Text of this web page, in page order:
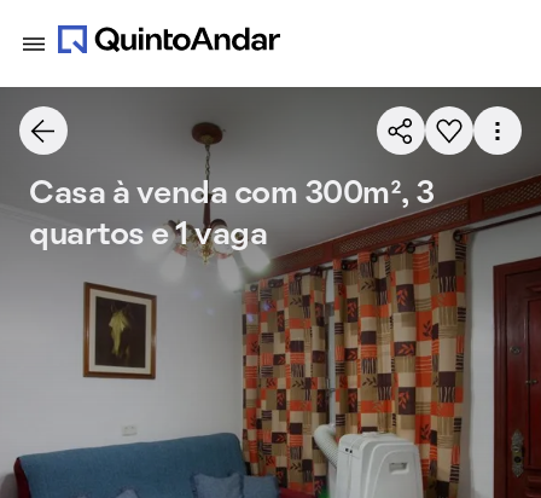
Casa à venda com 300m², 3
quartos e 1 vaga